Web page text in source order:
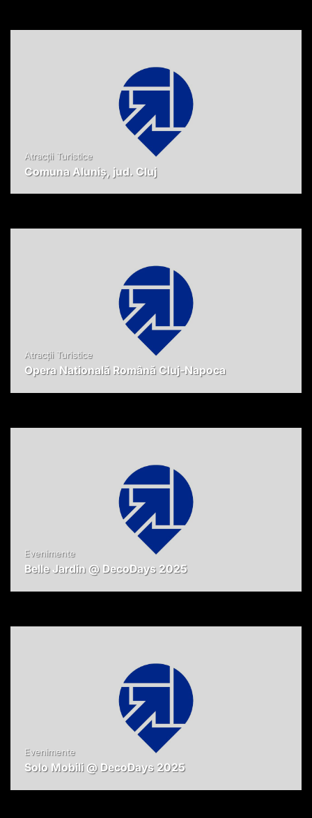
Atracții Turistice
Comuna Aluniș, jud. Cluj
Atracții Turistice
Opera Natională Română Cluj-Napoca
Evenimente
Belle Jardin @ DecoDays 2025
Evenimente
Solo Mobili @ DecoDays 2025